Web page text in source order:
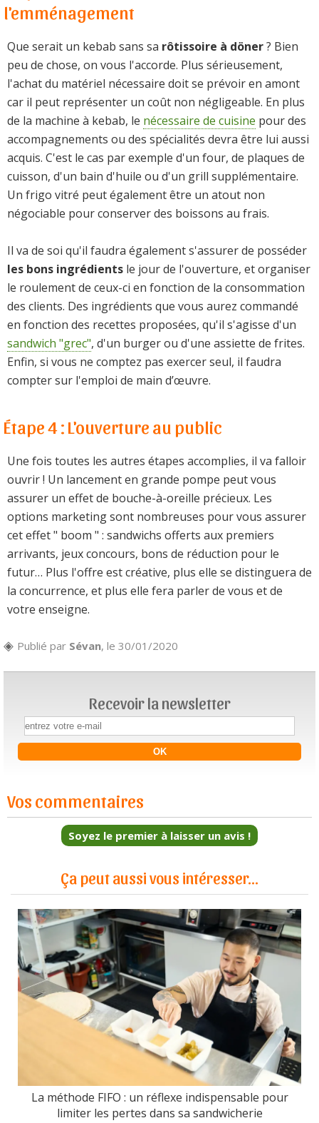
l'emménagement
Que serait un kebab sans sa rôtissoire à döner? Bien
peu de chose, on vous l'accorde. Plus sérieusement,
l'achat du matériel nécessaire doit se prévoir en amont
car il peut représenter un coût non négligeable. En plus
de la machine à kebab, le nécessaire de cuisine pour des
accompagnements ou des spécialités devra être lui aussi
acquis. C'est le cas par exemple d'un four, de plaques de
cuisson, d'un bain d'huile ou d'un grill supplémentaire.
Un frigo vitré peut également être un atout non
négociable pour conserver des boissons au frais.
Il va de soi qu'il faudra également s'assurer de posséder
les bons ingrédients le jour de l'ouverture, et organiser
le roulement de ceux-ci en fonction de la consommation
des clients. Des ingrédients que vous aurez commandé
en fonction des recettes proposées, qu'il s'agisse d'un
sandwich "grec", d'un burger ou d'une assiette de frites.
Enfin, si vous ne comptez pas exercer seul, il faudra
compter sur l'emploi de main d’œuvre.
Étape 4 : L'ouverture au public
Une fois toutes les autres étapes accomplies, il va falloir
ouvrir ! Un lancement en grande pompe peut vous
assurer un effet de bouche-à-oreille précieux. Les
options marketing sont nombreuses pour vous assurer
cet effet " boom " : sandwichs offerts aux premiers
arrivants, jeux concours, bons de réduction pour le
futur… Plus l'offre est créative, plus elle se distinguera de
la concurrence, et plus elle fera parler de vous et de
votre enseigne.
Publié par Sévan, le 30/01/2020
Recevoir la newsletter
Vos commentaires
Soyez le premier à laisser un avis !
Ça peut aussi vous intéresser...
La méthode FIFO : un réflexe indispensable pour
limiter les pertes dans sa sandwicherie